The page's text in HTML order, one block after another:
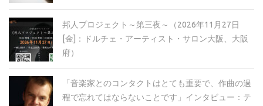
邦人プロジェクト～第三夜～（2026年11月27日
[金]：ドルチェ・アーティスト・サロン大阪、大阪
府）
「音楽家とのコンタクトはとても重要で、作曲の過
程で忘れてはならないことです」インタビュー：テ